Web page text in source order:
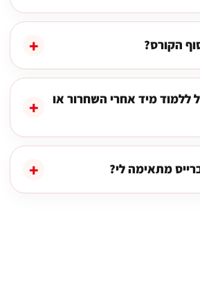
הקורס?
ללמוד מיד אחרי השחרור או
מתאימה לי?